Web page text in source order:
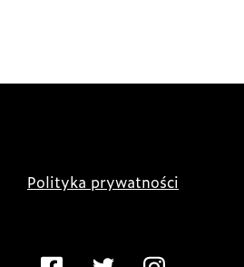
Polityka prywatności